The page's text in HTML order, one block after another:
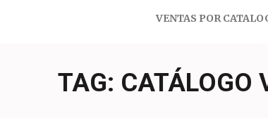
VENTAS POR
TAG: CATÁLOGO